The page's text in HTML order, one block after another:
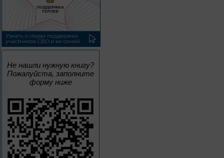
Не нашли нужную книгу?
Пожалуйста, заполните
форму ниже